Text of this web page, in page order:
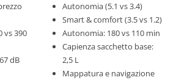
vs 390
dB
Autonomia (5.1 vs 3.4)
Smart & comfort (3.5 vs 1.2)
Autonomia: 180 vs 110 min
Capienza sacchetto base:
2,5 L
Mappatura e navigazione